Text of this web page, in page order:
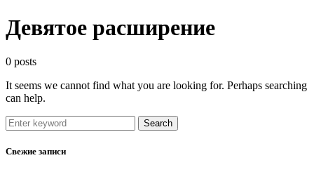
Девятое расширение
0 posts
It seems we cannot find what you are looking for. Perhaps searching
can help.
Search
Свежие записи